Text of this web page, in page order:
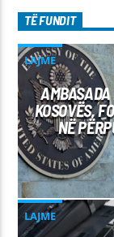
TË FUNDIT
LAJME
AMBASADA
KOSOVËS,
NË
LAJME